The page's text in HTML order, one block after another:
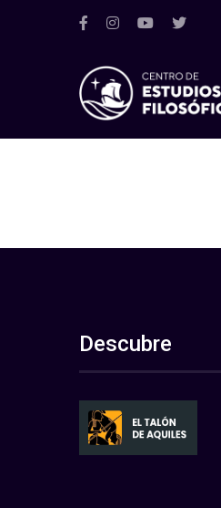
Descubre